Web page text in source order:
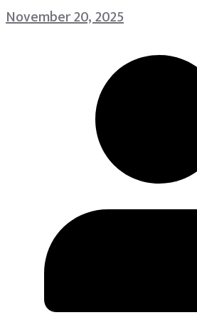
November 20, 2025